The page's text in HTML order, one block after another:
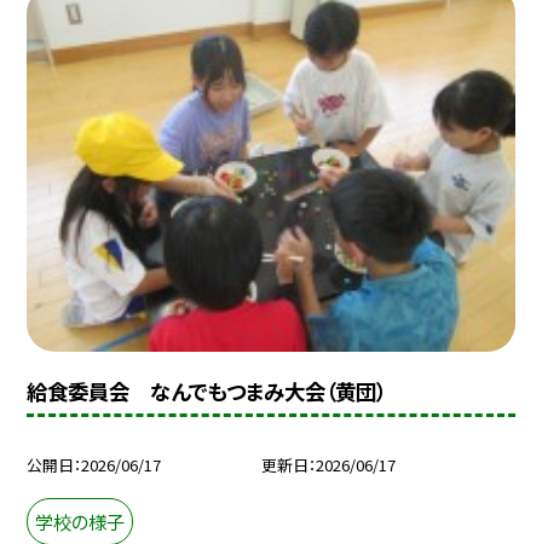
給食委員会 なんでもつまみ大会（黄団）
公開日 2026/06/17 更新日 2026/06/17
学校の様子